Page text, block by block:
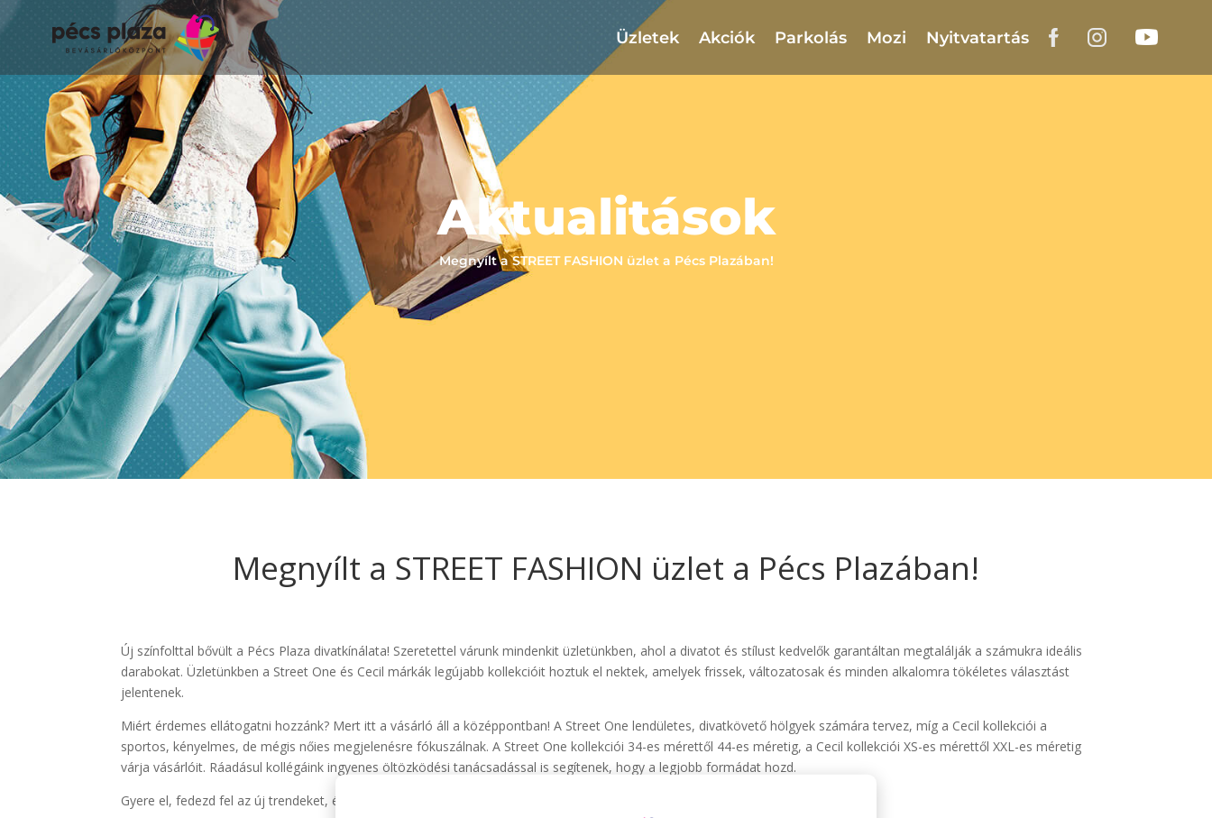
Üzletek Akciók Parkolás Mozi Nyitvatartás
Aktualitások
Megnyílt a STREET FASHION üzlet a Pécs Plazában!
Megnyílt a STREET FASHION üzlet a Pécs Plazában!
Új színfolttal bővült a Pécs Plaza divatkínálata! Szeretettel várunk mindenkit üzletünkben, ahol a divatot és stílust kedvelők garantáltan megtalálják a számukra ideális
darabokat. Üzletünkben a Street One és Cecil márkák legújabb kollekcióit hoztuk el nektek, amelyek frissek, változatosak és minden alkalomra tökéletes választást
jelentenek.
Miért érdemes ellátogatni hozzánk? Mert itt a vásárló áll a középpontban! A Street One lendületes, divatkövető hölgyek számára tervez, míg a Cecil kollekciói a
sportos, kényelmes, de mégis nőies megjelenésre fókuszálnak. A Street One kollekciói 34-es mérettől 44-es méretig, a Cecil kollekciói XS-es mérettől XXL-es méretig
várja vásárlóit. Ráadásul kollégáink ingyenes öltözködési tanácsadással is segítenek, hogy a legjobb formádat hozd.
Gyere el, fedezd fel az új trendeket, és újítsd meg gardróbodat nálunk!